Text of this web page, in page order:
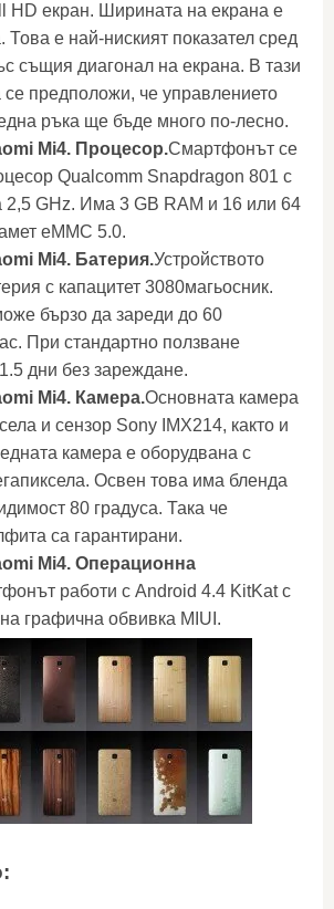
HD екран. Ширината на екрана е
е най-ниският показател сред
същия диагонал на екрана. В тази
предположи, че управлението
ръка ще бъде много по-лесно.
Mi4. Процесор.Смартфонът се
Qualcomm Snapdragon 801 с
2,5 GHz. Има 3 GB RAM и 16 или 64
eMMC 5.0.
Mi4. Батерия.Устройството
с капацитет 3080магьосник.
бързо да зареди до 60
При стандартно ползване
дни без зареждане.
Mi4. Камера.Основната камера
и сензор Sony IMX214, както и
камера е оборудвана с
Освен това има бленда
80 градуса. Така че
са гарантирани.
Mi4. Операционна
работи с Android 4.4 KitKat с
графична обвивка MIUI.